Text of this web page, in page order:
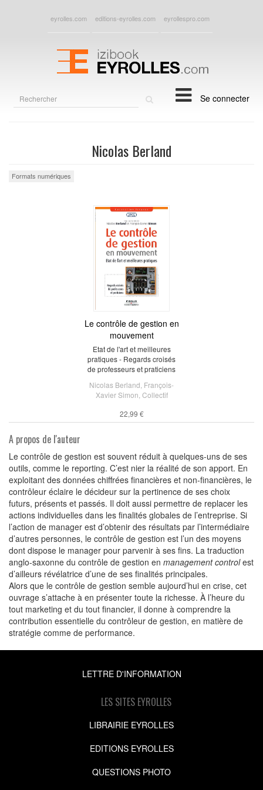
eyrolles.com editions-eyrolles.com eyrollespro.com
Se connecter
Nicolas Berland
Formats numériques
Le contrôle de gestion en
mouvement
Etat de l'art et meilleures
pratiques - Regards croisés
de professeurs et praticiens
Nicolas Berland François-
Xavier Simon Collectif
22,99 €
A propos de l'auteur
Le contrôle de gestion est souvent réduit à quelques-uns de ses
outils, comme le reporting. C’est nier la réalité de son apport. En
exploitant des données chiffrées financières et non-financières, le
contrôleur éclaire le décideur sur la pertinence de ses choix
futurs, présents et passés. Il doit aussi permettre de replacer les
actions individuelles dans les finalités globales de l’entreprise. Si
l’action de manager est d’obtenir des résultats par l’intermédiaire
d’autres personnes, le contrôle de gestion est l’un des moyens
dont dispose le manager pour parvenir à ses fins. La traduction
anglo-saxonne du contrôle de gestion en management controlest
d’ailleurs révélatrice d’une de ses finalités principales.
Alors que le contrôle de gestion semble aujourd’hui en crise, cet
ouvrage s’attache à en présenter toute la richesse. À l’heure du
tout marketing et du tout financier, il donne à comprendre la
contribution essentielle du contrôleur de gestion, en matière de
stratégie comme de performance.
LETTRE D'INFORMATION
LES SITES EYROLLES
LIBRAIRIE EYROLLES
EDITIONS EYROLLES
QUESTIONS PHOTO